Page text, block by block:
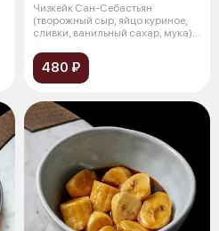
Чизкейк Сан-Себастьян
(творожный сыр, яйцо куриное,
сливки, ванильный сахар, мука),
480 ₽